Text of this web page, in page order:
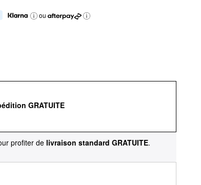
ou
GRATUITE
profiter de livraison standard GRATUITE.